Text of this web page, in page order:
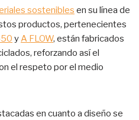
sostenibles en su línea de
productos, pertenecientes
yA FLOW, están fabricados
reforzando así el
el respeto por el medio
en cuanto a diseño se